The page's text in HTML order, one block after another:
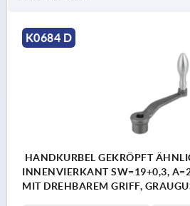
K0684 D
HANDKURBEL GEKRÖPFT
INNENVIERKANT SW=19+0,3,
MIT DREHBAREM GRIFF,